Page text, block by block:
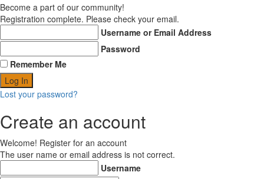
Become a part of our community!
Registration complete. Please check your email.
Username or Email Address
Password
Remember Me
Lost your password?
Create an account
Welcome! Register for an account
The user name or email address is not correct.
Username